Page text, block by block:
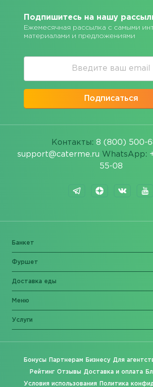
Подпишитесь на нашу
Ежемесячная рассылка с самыми
материалами и предложениями
Подписаться
Контакты: 8 (800) 500-
support@caterme.ru WhatsApp:
55-08
Банкет
Фуршет
Доставка еды
Меню
Услуги
Бонусы Партнерам Бизнесу Для
Рейтинг Отзывы Доставка и оплата
Условия использования Политика